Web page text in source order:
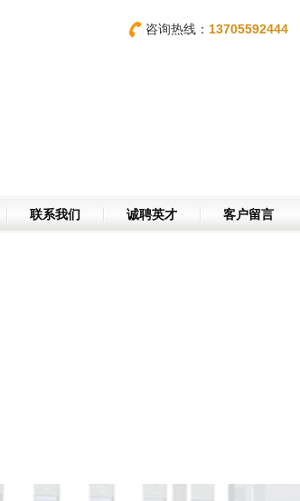
咨询热线： 13705592444
联系我们 诚聘英才 客户留言